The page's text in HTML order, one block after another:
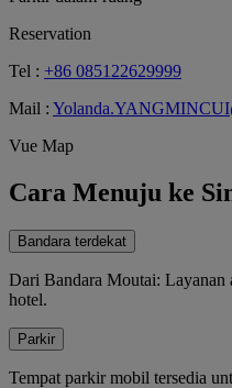
Reservation
Tel : +86 085122629999
Mail :
Vue Map
Cara Menuju ke
Bandara terdekat
Dari Bandara Moutai: Layanan
hotel.
Parkir
Tempat parkir mobil tersedia